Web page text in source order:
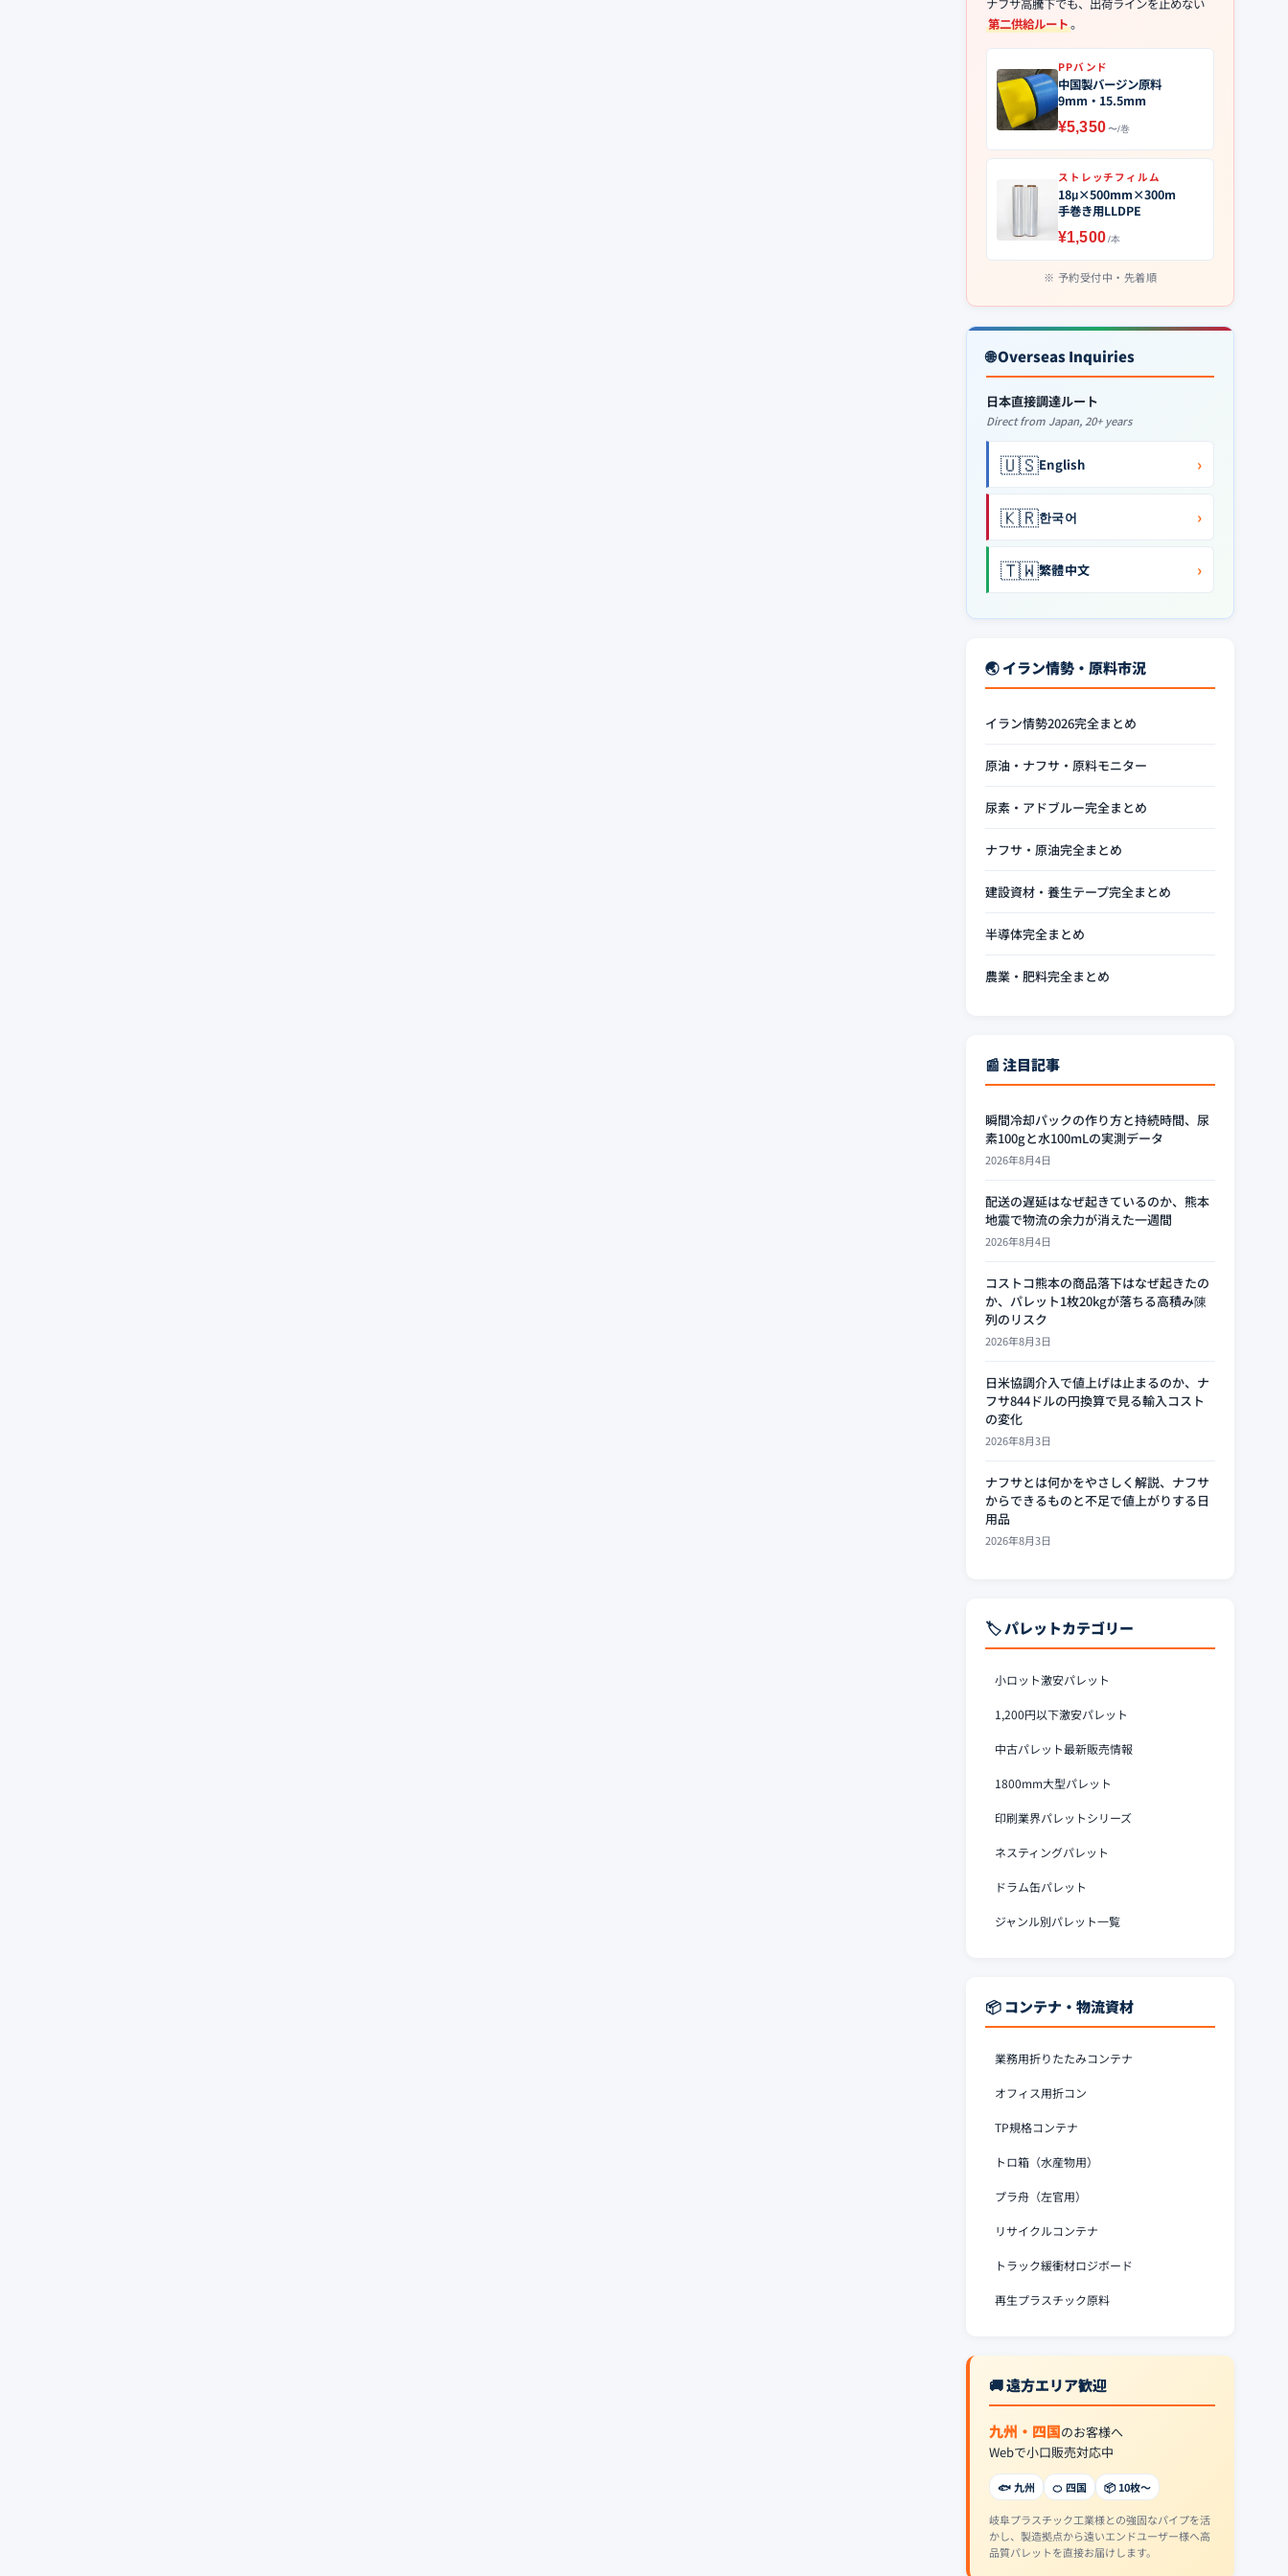
ナフサ高騰下でも、出荷ラインを止めない
第二供給ルート。
PPバンド
中国製バージン原料
9mm・15.5mm
¥5,350〜/巻
ストレッチフィルム
18μ×500mm×300m
手巻き用LLDPE
¥1,500/本
予約受付中・先着順
🌐 Overseas Inquiries
日本直接調達ルート
Direct from Japan, 20+ years
🇺🇸English ›
🇰🇷한국어 ›
🇹🇼繁體中文 ›
🌏 イラン情勢・原料市況
イラン情勢2026完全まとめ
原油・ナフサ・原料モニター
尿素・アドブルー完全まとめ
ナフサ・原油完全まとめ
建設資材・養生テープ完全まとめ
半導体完全まとめ
農業・肥料完全まとめ
📰 注目記事
瞬間冷却パックの作り方と持続時間、尿
素100gと水100mLの実測データ
2026年8月4日
配送の遅延はなぜ起きているのか、熊本
地震で物流の余力が消えた一週間
2026年8月4日
コストコ熊本の商品落下はなぜ起きたの
か、パレット1枚20kgが落ちる高積み陳
列のリスク
2026年8月3日
日米協調介入で値上げは止まるのか、ナ
フサ844ドルの円換算で見る輸入コスト
の変化
2026年8月3日
ナフサとは何かをやさしく解説、ナフサ
からできるものと不足で値上がりする日
用品
2026年8月3日
🏷️ パレットカテゴリー
小ロット激安パレット
1,200円以下激安パレット
中古パレット最新販売情報
1800mm大型パレット
印刷業界パレットシリーズ
ネスティングパレット
ドラム缶パレット
ジャンル別パレット一覧
📦 コンテナ・物流資材
業務用折りたたみコンテナ
オフィス用折コン
TP規格コンテナ
トロ箱（水産物用）
プラ舟（左官用）
リサイクルコンテナ
トラック緩衝材ロジボード
再生プラスチック原料
🚚 遠方エリア歓迎
九州・四国のお客様へ
Webで小口販売対応中
🐟 九州 🍊 四国 📦 10枚〜
岐阜プラスチック工業様との強固なパイプを活
かし、製造拠点から遠いエンドユーザー様へ高
品質パレットを直接お届けします。